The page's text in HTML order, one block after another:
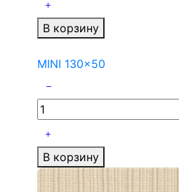
В корзину
MINI 130x50
В корзину